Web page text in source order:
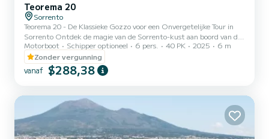
Teorema 20
Sorrento
Teorema 20 - De Klassieke Gozzo voor een Onvergetelijke Tour in
Sorrento Ontdek de magie van de Sorrento-kust aan boord van de
Teorema 20, een elegante Sorrentijnse gozzo met traditionele
charme, perfect voor een dag van ontspanning en de schoonheid
van de zee. Belangrijkste kenmerken: Lengte: 6 meter - compact
maar comfortabel, ideaal om grotten en verborgen baaien te
gezinnen of kleine groepen Motor: buitenboordmotor op benzine...
Motorboot Schipper optioneel 6 pers. 40 PK 2025
6 m
Zonder vergunning
vanaf $288,38